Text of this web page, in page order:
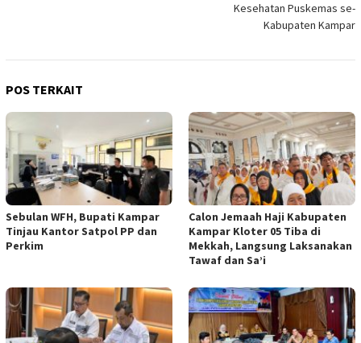
Kesehatan Puskemas se-
Kabupaten Kampar
POS TERKAIT
Sebulan WFH, Bupati Kampar
Tinjau Kantor Satpol PP dan
Perkim
Calon Jemaah Haji Kabupaten
Kampar Kloter 05 Tiba di
Mekkah, Langsung Laksanakan
Tawaf dan Sa’i